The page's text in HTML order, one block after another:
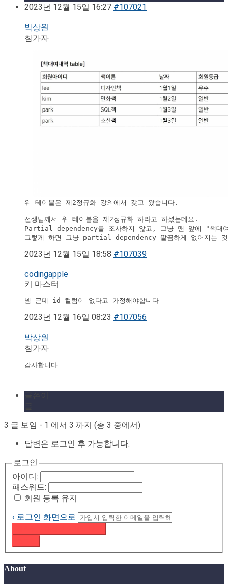
2023년 12월 15일 16:27 #107021
박상원
참가자
위 테이블은 제2정규화 강의에서 갖고 왔습니다.
선생님께서 위 테이블을 제2정규화 하라고 하셨는데요.
Partial dependency를 조사하지 않고, 그냥 맨 앞에 "책대
그렇게 하면 그냥 partial dependency 깔끔하게 없어지는 것
2023년 12월 15일 18:58 #107039
codingapple
키 마스터
넴 근데 id 컬럼이 없다고 가정해야합니다
2023년 12월 16일 08:23 #107056
박상원
참가자
감사합니다
3 글 보임 - 1 에서 3 까지 (총 3 중에서)
답변은 로그인 후 가능합니다.
로그인
아이디:
패스워드:
회원 등록 유지
‹ 로그인 화면으로
About